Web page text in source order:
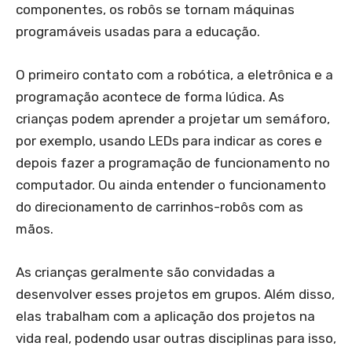
componentes, os robôs se tornam máquinas
programáveis usadas para a educação.
O primeiro contato com a robótica, a eletrônica e a
programação acontece de forma lúdica. As
crianças podem aprender a projetar um semáforo,
por exemplo, usando LEDs para indicar as cores e
depois fazer a programação de funcionamento no
computador. Ou ainda entender o funcionamento
do direcionamento de carrinhos-robôs com as
mãos.
As crianças geralmente são convidadas a
desenvolver esses projetos em grupos. Além disso,
elas trabalham com a aplicação dos projetos na
vida real, podendo usar outras disciplinas para isso,